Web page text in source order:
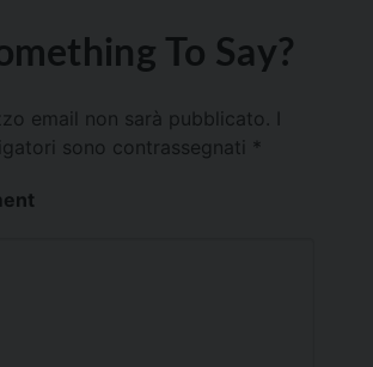
To Say?
email non sarà pubblicato.
sono contrassegnati *